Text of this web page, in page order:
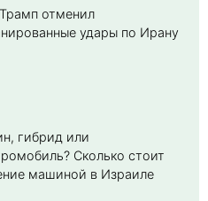
отменил
удары по Ирану
гибрид или
Cколько стоит
машиной в Израиле